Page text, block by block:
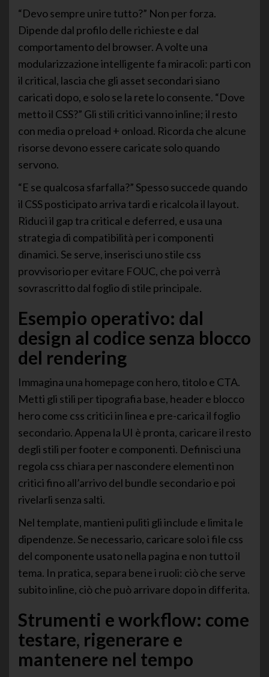
“Devo sempre unire tutto?” Non per forza.
Dipende dal profilo delle richieste e dal
comportamento del browser. A volte una
modularizzazione intelligente fa miracoli: parti con
il critical, lascia che gli asset secondari siano
caricati dopo, e solo se la rete lo consente. “Dove
metto il CSS?” Gli stili critici vanno inline; il resto
con media o preload + onload. Ricorda che alcune
risorse devono essere caricate solo quando
servono.
“E se qualcosa sfarfalla?” Spesso succede quando
il CSS posticipato arriva tardi e ricalcola il layout.
Riduci il gap tra critical e deferred, e usa una
strategia di compatibilità per i componenti
dinamici. Se serve, inserisci uno stile css
provvisorio per evitare FOUC, che poi verrà
sovrascritto dal foglio di stile principale.
Esempio operativo: dal
design al codice senza blocco
del rendering
Immagina una homepage con hero, titolo e CTA.
Metti gli stili per tipografia base, header e blocco
hero come css critici in linea e pre-carica il foglio
secondario. Appena la UI è pronta, caricare il resto
degli stili per footer e componenti. Definisci una
regola css chiara per nascondere elementi non
critici fino all’arrivo del bundle secondario e poi
rivelarli senza salti.
Nel template, mantieni puliti gli include e limita le
dipendenze. Se necessario, caricare solo i file css
del componente usato nella pagina e non tutto il
tema. In pratica, separa bene i ruoli: ciò che serve
subito inline, ciò che può arrivare dopo in differita.
Strumenti e workflow: come
testare, rigenerare e
mantenere nel tempo